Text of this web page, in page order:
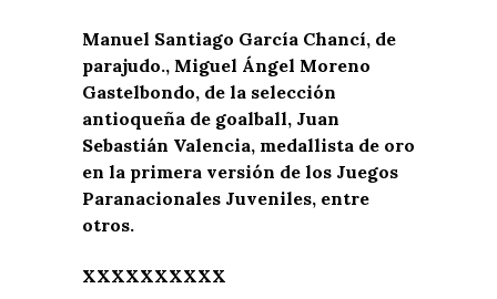
Manuel Santiago García Chancí, de
parajudo., Miguel Ángel Moreno
Gastelbondo, de la selección
antioqueña de goalball, Juan
Sebastián Valencia, medallista de oro
en la primera versión de los Juegos
Paranacionales Juveniles, entre
otros.
XXXXXXXXXX